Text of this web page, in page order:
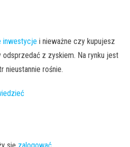
inwestycje i nieważne czy kupujesz
z zyskiem. Na rynku jest
nieustannie rośnie.